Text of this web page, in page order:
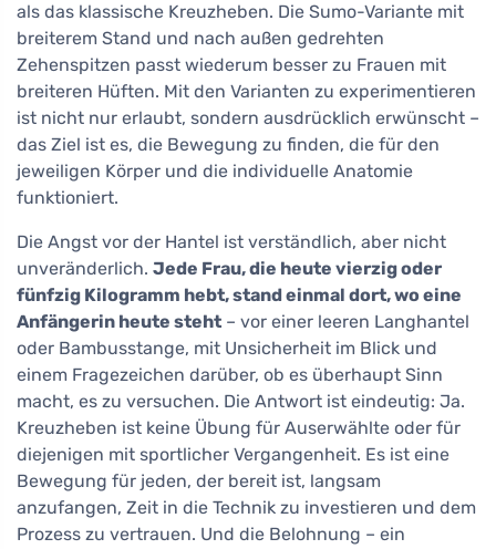
als das klassische Kreuzheben. Die Sumo-Variante mit
breiterem Stand und nach außen gedrehten
Zehenspitzen passt wiederum besser zu Frauen mit
breiteren Hüften. Mit den Varianten zu experimentieren
ist nicht nur erlaubt, sondern ausdrücklich erwünscht –
das Ziel ist es, die Bewegung zu finden, die für den
jeweiligen Körper und die individuelle Anatomie
funktioniert.
Die Angst vor der Hantel ist verständlich, aber nicht
unveränderlich. Jede Frau, die heute vierzig oder
fünfzig Kilogramm hebt, stand einmal dort, wo eine
Anfängerin heute steht – vor einer leeren Langhantel
oder Bambusstange, mit Unsicherheit im Blick und
einem Fragezeichen darüber, ob es überhaupt Sinn
macht, es zu versuchen. Die Antwort ist eindeutig: Ja.
Kreuzheben ist keine Übung für Auserwählte oder für
diejenigen mit sportlicher Vergangenheit. Es ist eine
Bewegung für jeden, der bereit ist, langsam
anzufangen, Zeit in die Technik zu investieren und dem
Prozess zu vertrauen. Und die Belohnung – ein